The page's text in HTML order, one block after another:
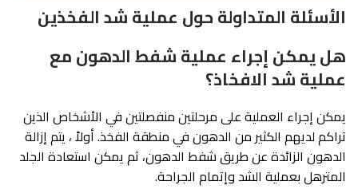
الأسئلة المتداولة حول عملية شد الفخذين
هل يمكن إجراء عملية شفط الدهون مع
عملية شد الافخاذ؟
يمكن إجراء العملية على مرحلتين منفصلتين في الأشخاص الذين
تراكم لديهم الكثير من الدهون في منطقة الفخذ. أولاً ، يتم إزالة
الدهون الزائدة عن طريق شفط الدهون، ثم يمكن استعادة الجلد
المترهل بعملية الشد وإتمام الجراحة.